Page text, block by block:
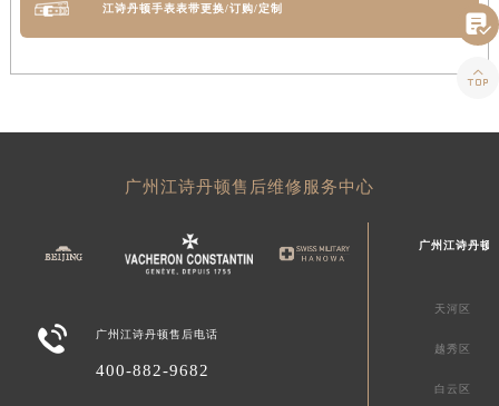
江诗丹顿手表表带更换/订购/定制
广州江诗丹顿售后维修服务中心
 广州江诗丹顿售后电话
400-882-9682
广州江诗丹顿
天河区
越秀区
白云区

